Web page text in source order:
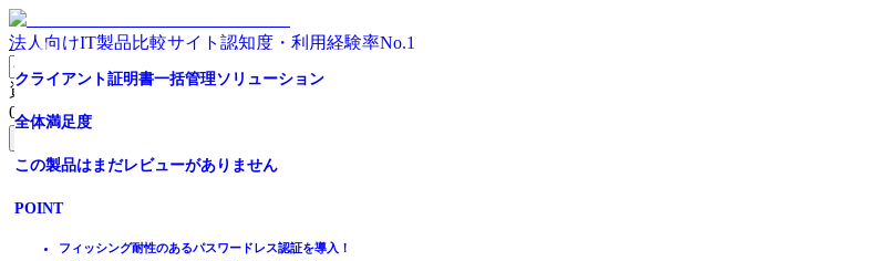
法人向けIT製品比較サイト 認知度・利用経験率No.1
資料請求リスト
0 件
製品を探す
記事を読む
クライアント証明書一括管理ソリューション
全体満足度
この製品はまだレビューがありません
POINT
フィッシング耐性のあるパスワードレス認証を導入！